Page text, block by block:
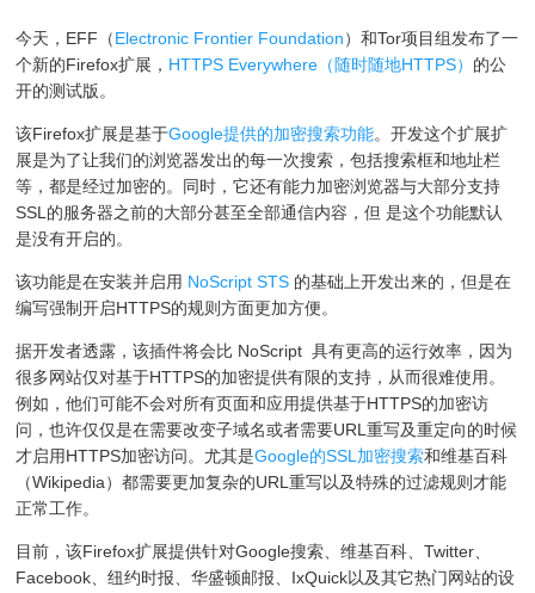
今天，EFF（Electronic Frontier Foundation）和Tor项目组发布了一
个新的Firefox扩展， HTTPS Everywhere（随时随地HTTPS） 的公
开的测试版。
该Firefox扩展是基于Google提供的加密搜索功能。开发这个扩展扩
展是为了让我们的浏览器发出的每一次搜索，包括搜索框和地址栏
等，都是经过加密的。同时，它还有能力加密浏览器与大部分支持
SSL的服务器之前的大部分甚至全部通信内容，但 是这个功能默认
是没有开启的。
该功能是在安装并启用 NoScript STS 的基础上开发出来的，但是在
编写强制开启HTTPS的规则方面更加方便。
据开发者透露，该插件将会比 NoScript 具有更高的运行效率，因为
很多网站仅对基于HTTPS的加密提供有限的支持，从而很难使用。
例如，他们可能不会对所有页面和应用提供基于HTTPS的加密访
问，也许仅仅是在需要改变子域名或者需要URL重写及重定向的时候
才启用HTTPS加密访问。尤其是Google的SSL加密搜索和维基百科
（Wikipedia）都需要更加复杂的URL重写以及特殊的过滤规则才能
正常工作。
目前，该Firefox扩展提供针对Google搜索、维基百科、Twitter、
Facebook、纽约时报、华盛顿邮报、IxQuick以及其它热门网站的设